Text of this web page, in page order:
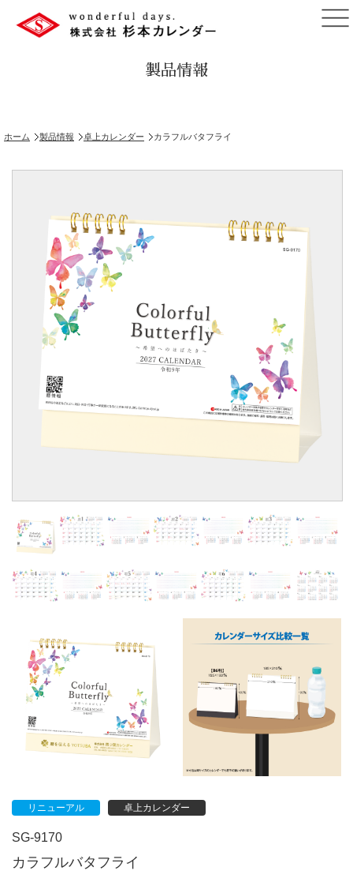
製品情報
ホーム 製品情報 卓上カレンダー カラフルバタフライ
リニューアル 卓上カレンダー
SG-9170
カラフルバタフライ